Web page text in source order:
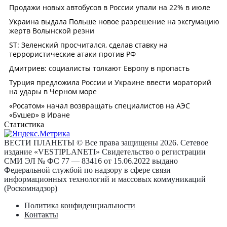
Статистика
ВЕСТИ ПЛАНЕТЫ © Все права защищены 2026. Сетевое
издание «VESTIPLANETI» Свидетельство о регистрации
СМИ ЭЛ № ФС 77 — 83416 от 15.06.2022 выдано
Федеральной службой по надзору в сфере связи
информационных технологий и массовых коммуникаций
(Роскомнадзор)
Политика конфиденциальности
Контакты